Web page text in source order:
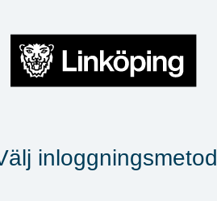
inloggningsmetod